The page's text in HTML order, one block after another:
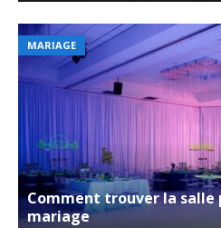
MARIAGE
Comment trouver la
mariage